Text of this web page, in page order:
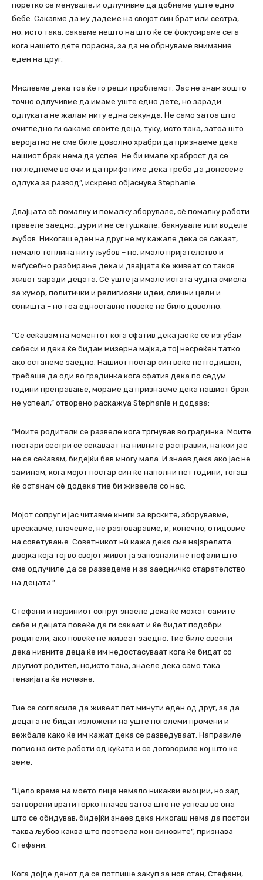
поретко се менувале, и одлучивме да добиеме уште едно
бебе. Сакавме да му дадеме на својот син брат или сестра,
но, исто така, сакавме нешто на што ќе се фокусираме сега
кога нашето дете порасна, за да не обрнуваме внимание
еден на друг.
Мислевме дека тоа ќе го реши проблемот. Јас не знам зошто
точно одлучивме да имаме уште едно дете, но заради
одлуката не жалам ниту една секунда. Не само затоа што
очигледно ги сакаме своите деца, туку, исто така, затоа што
веројатно не сме биле доволно храбри да признаеме дека
нашиот брак нема да успее. Не би имале храброст да се
погледнеме во очи и да прифатиме дека треба да донесеме
одлука за развод”, искрено објаснува Stephanie.
Двајцата сè помалку и помалку зборувале, сè помалку работи
правеле заедно, дури и не се гушкале, бакнувале или воделе
љубов. Никогаш еден на друг не му кажале дека се сакаат,
немало топлина ниту љубов – но, имало пријателство и
меѓусебно разбирање дека и двајцата ќе живеат со таков
живот заради децата. Сè уште ја имале истата чудна смисла
за хумор, политички и религиозни идеи, слични цели и
соништа – но тоа едноставно повеќе не било доволно.
“Се сеќавам на моментот кога сфатив дека јас ќе се изгубам
себеси и дека ќе бидам мизерна мајка,а тој несреќен татко
ако останеме заедно. Нашиот постар син веќе петгодишен,
требаше да оди во градинка кога сфатив дека по седум
години преправање, мораме да признаеме дека нашиот брак
не успеал,” отворено раскажуа Stephanie и додава:
“Моите родители се развеле кога тргнував во градинка. Моите
постари сестри се сеќаваат на нивните расправии, на кои јас
не се сеќавам, бидејќи бев многу мала. И знаев дека ако јас не
заминам, кога мојот постар син ќе наполни пет години, тогаш
ќе останам сè додека тие би живееле со нас.
Мојот сопруг и јас читавме книги за врските, зборувавме,
врескавме, плачевме, не разговаравме, и, конечно, отидовме
на советување. Советникот нѝ кажа дека сме најзрелата
двојка која тој во својот живот ја запознали нè пофали што
сме одлучиле да се разведеме и за заедничко старателство
на децата.”
Стефани и нејзиниот сопруг знаеле дека ќе можат самите
себе и децата повеќе да ги сакаат и ќе бидат подобри
родители, ако повеќе не живеат заедно. Тие биле свесни
дека нивните деца ќе им недостасуваат кога ќе бидат со
другиот родител, но,исто така, знаеле дека само така
тензијата ќе исчезне.
Тие се согласиле да живеат пет минути еден од друг, за да
децата не бидат изложени на уште поголеми промени и
вежбале како ќе им кажат дека се разведуваат. Направиле
попис на сите работи од куќата и се договориле кој што ќе
земе.
“Цело време на моето лице немало никакви емоции, но зад
затворени врати горко плачев затоа што не успеав во она
што се обидував, бидејќи знаев дека никогаш нема да постои
таква љубов каква што постоела кон синовите”, признава
Стефани.
Кога дојде денот да се потпише закуп за нов стан, Стефани,